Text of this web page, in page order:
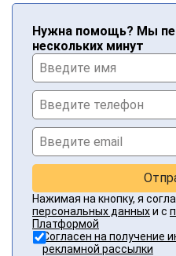
Нужна помощь? Мы
нескольких минут
Нажимая на кнопку, я
персональных данныхи с
Платформой
Согласен на получение
рекламной рассылки